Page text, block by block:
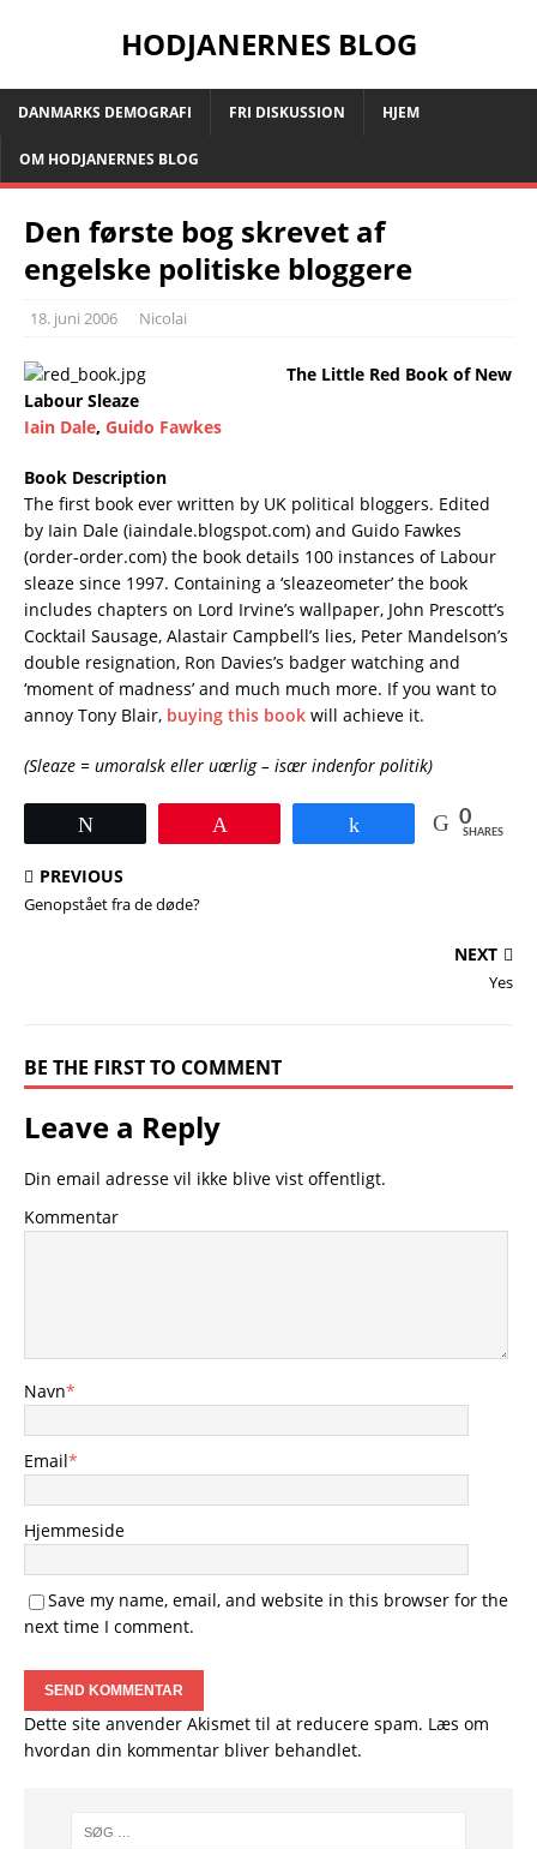
HODJANERNES BLOG
DANMARKS DEMOGRAFI FRI DISKUSSION HJEM
OM HODJANERNES BLOG
Den første bog skrevet af
engelske politiske bloggere
18. juni 2006 Nicolai
The Little Red Book of New
Labour Sleaze
Iain Dale, Guido Fawkes
Book Description
The first book ever written by UK political bloggers. Edited
by Iain Dale (iaindale.blogspot.com) and Guido Fawkes
(order-order.com) the book details 100 instances of Labour
sleaze since 1997. Containing a ‘sleazeometer’ the book
includes chapters on Lord Irvine’s wallpaper, John Prescott’s
Cocktail Sausage, Alastair Campbell’s lies, Peter Mandelson’s
double resignation, Ron Davies’s badger watching and
‘moment of madness’ and much much more. If you want to
annoy Tony Blair, buying this book will achieve it.
(Sleaze = umoralsk eller uærlig – især indenfor politik)
0
SHARES
PREVIOUS
Genopstået fra de døde?
NEXT
Yes
BE THE FIRST TO COMMENT
Leave a Reply
Din email adresse vil ikke blive vist offentligt.
Kommentar
Navn*
Email*
Hjemmeside
Save my name, email, and website in this browser for the
next time I comment.
Dette site anvender Akismet til at reducere spam. Læs om
hvordan din kommentar bliver behandlet.